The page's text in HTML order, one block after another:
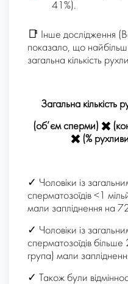
41%).
📑 Інше дослідження
показало, що
загальна кількість
Загальна кількість
(об’єм сперми) ✖️
✖️ (%
✓ Чоловіки із
сперматозоїдів <1
мали запліднення на
✓ Чоловіки із
сперматозоїдів
група) мали
✓ Також були